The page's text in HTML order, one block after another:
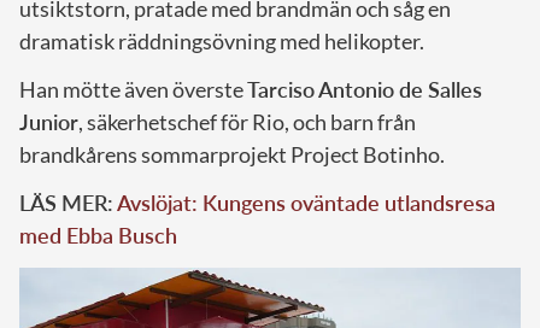
utsiktstorn, pratade med brandmän och såg en
dramatisk räddningsövning med helikopter.
Han mötte även översteTarciso Antonio de Salles
Junior, säkerhetschef för Rio, och barn från
brandkårens sommarprojekt Project Botinho.
LÄS MER:Avslöjat: Kungens oväntade utlandsresa
med Ebba Busch